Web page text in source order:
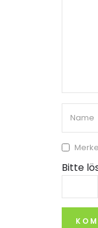
Bitte